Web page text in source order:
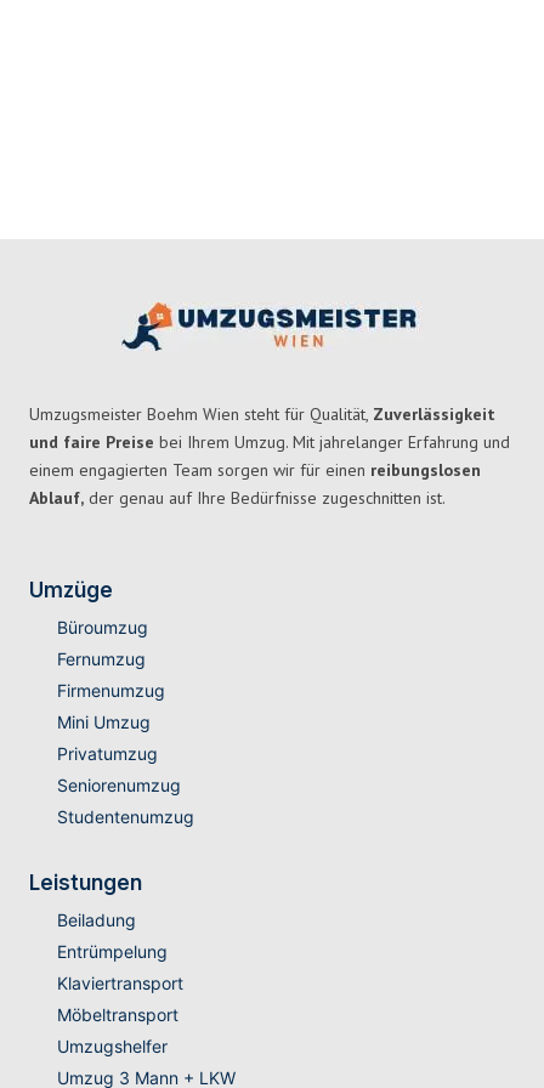
Umzugsmeister Boehm Wien steht für Qualität, Zuverlässigkeit
und faire Preise bei Ihrem Umzug. Mit jahrelanger Erfahrung und
einem engagierten Team sorgen wir für einen reibungslosen
Ablauf, der genau auf Ihre Bedürfnisse zugeschnitten ist.
Umzüge
Büroumzug
Fernumzug
Firmenumzug
Mini Umzug
Privatumzug
Seniorenumzug
Studentenumzug
Leistungen
Beiladung
Entrümpelung
Klaviertransport
Möbeltransport
Umzugshelfer
Umzug 3 Mann + LKW